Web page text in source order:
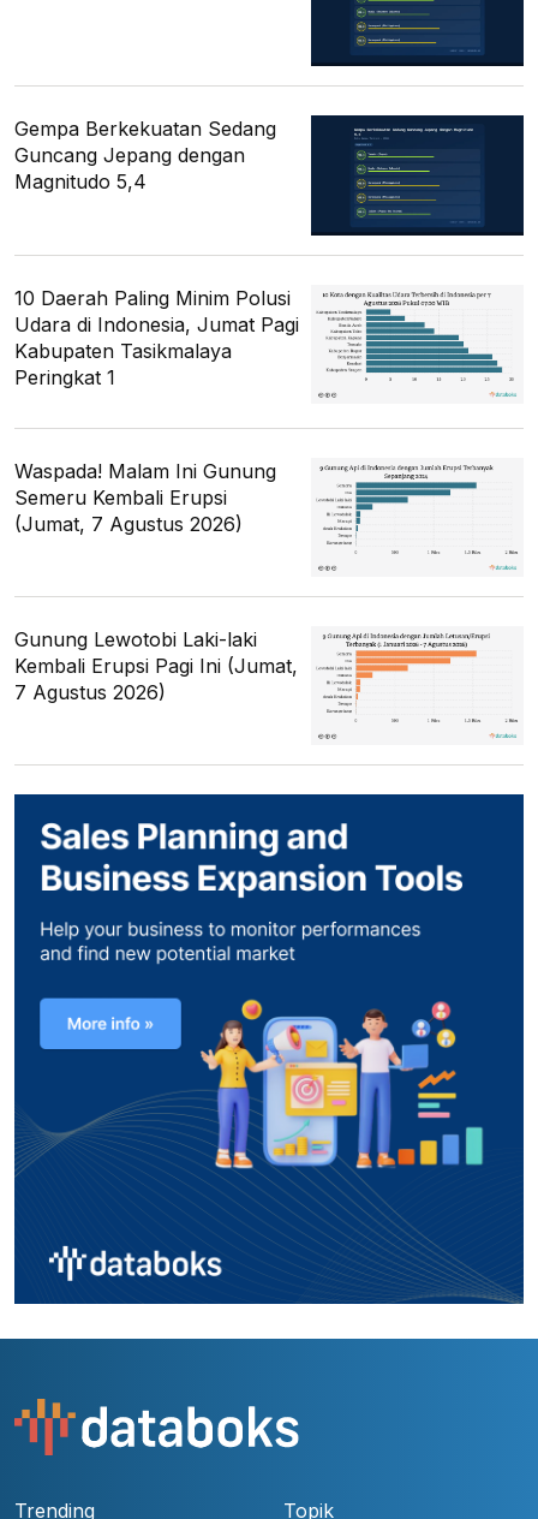
Gempa Berkekuatan Sedang
Guncang Jepang dengan
Magnitudo 5,4
10 Daerah Paling Minim Polusi
Udara di Indonesia, Jumat Pagi
Kabupaten Tasikmalaya
Peringkat 1
Waspada! Malam Ini Gunung
Semeru Kembali Erupsi
(Jumat, 7 Agustus 2026)
Gunung Lewotobi Laki-laki
Kembali Erupsi Pagi Ini (Jumat,
7 Agustus 2026)
Trending Topik